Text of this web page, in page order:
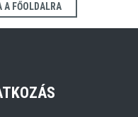
A FŐOLDALRA